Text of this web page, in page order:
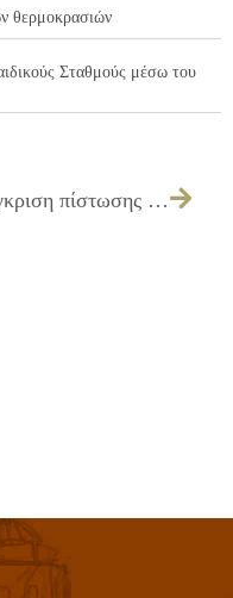
θερμοκρασιών
Σταθμούς μέσω του
Έγκριση πίστωσης και τεχνικών προδιαγραφών και καθορισμός τρόπου εκτέλεσης και όρων διακήρυξης για την «Προμήθεια προκατασκευασμένων οστεοθηκών»